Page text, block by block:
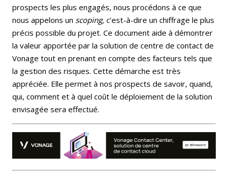
prospects les plus engagés, nous procédons à ce que
nous appelons un scoping, c’est-à-dire un chiffrage le plus
précis possible du projet. Ce document aide à démontrer
la valeur apportée par la solution de centre de contact de
Vonage tout en prenant en compte des facteurs tels que
la gestion des risques. Cette démarche est très
appréciée. Elle permet à nos prospects de savoir, quand,
qui, comment et à quel coût le déploiement de la solution
envisagée sera effectué.